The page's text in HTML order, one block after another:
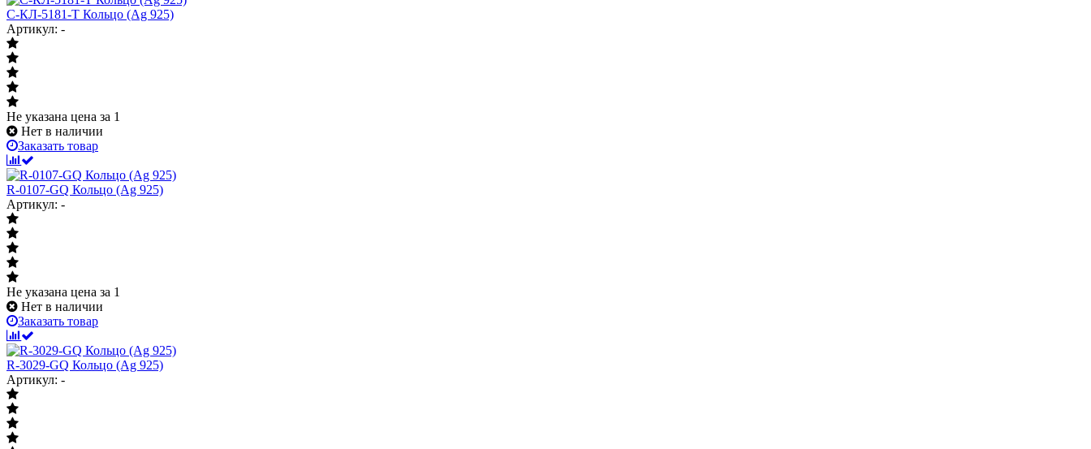
С-КЛ-5181-Т Кольцо (Ag 925)
Артикул: -
Не указана цена за 1
Нет в наличии
Заказать товар
R-0107-GQ Кольцо (Ag 925)
Артикул: -
Не указана цена за 1
Нет в наличии
Заказать товар
R-3029-GQ Кольцо (Ag 925)
Артикул: -